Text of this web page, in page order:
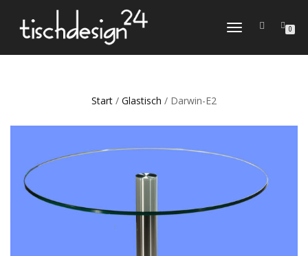
NAVIGATION
0
Start / Glastisch / Darwin-E2